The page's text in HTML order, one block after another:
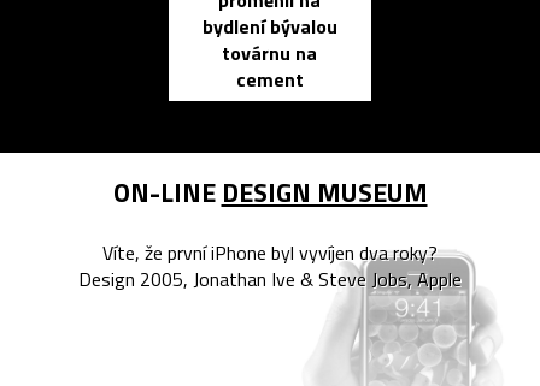
bydlení bývalou
továrnu na
cement
ON-LINE DESIGN MUSEUM
Víte, že první iPhone byl vyvíjen dva roky?
Design 2005, Jonathan Ive & Steve Jobs, Apple